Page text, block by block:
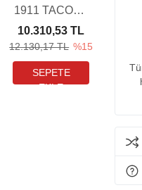
1911 TACOPS
Blowback
Havalı
Tabanca
12.130,17 TL %15
10.310,53 TL